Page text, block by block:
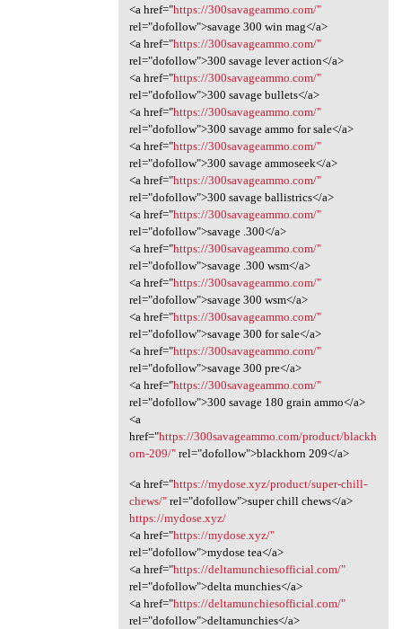
<a href="https://300savageammo.com/"
rel="dofollow">savage 300 win mag</a>
<a href="https://300savageammo.com/"
rel="dofollow">300 savage lever action</a>
<a href="https://300savageammo.com/"
rel="dofollow">300 savage bullets</a>
<a href="https://300savageammo.com/"
rel="dofollow">300 savage ammo for sale</a>
<a href="https://300savageammo.com/"
rel="dofollow">300 savage ammoseek</a>
<a href="https://300savageammo.com/"
rel="dofollow">300 savage ballistrics</a>
<a href="https://300savageammo.com/"
rel="dofollow">savage .300</a>
<a href="https://300savageammo.com/"
rel="dofollow">savage .300 wsm</a>
<a href="https://300savageammo.com/"
rel="dofollow">savage 300 wsm</a>
<a href="https://300savageammo.com/"
rel="dofollow">savage 300 for sale</a>
<a href="https://300savageammo.com/"
rel="dofollow">savage 300 pre</a>
<a href="https://300savageammo.com/"
rel="dofollow">300 savage 180 grain ammo</a>
<a
href="https://300savageammo.com/product/blackh
orn-209/"rel="dofollow">blackhorn 209</a>
<a href="https://mydose.xyz/product/super-chill-
chews/"rel="dofollow">super chill chews</a>
https://mydose.xyz/
<a href="https://mydose.xyz/"
rel="dofollow">mydose tea</a>
<a href="https://deltamunchiesofficial.com/"
rel="dofollow">delta munchies</a>
<a href="https://deltamunchiesofficial.com/"
rel="dofollow">deltamunchies</a>